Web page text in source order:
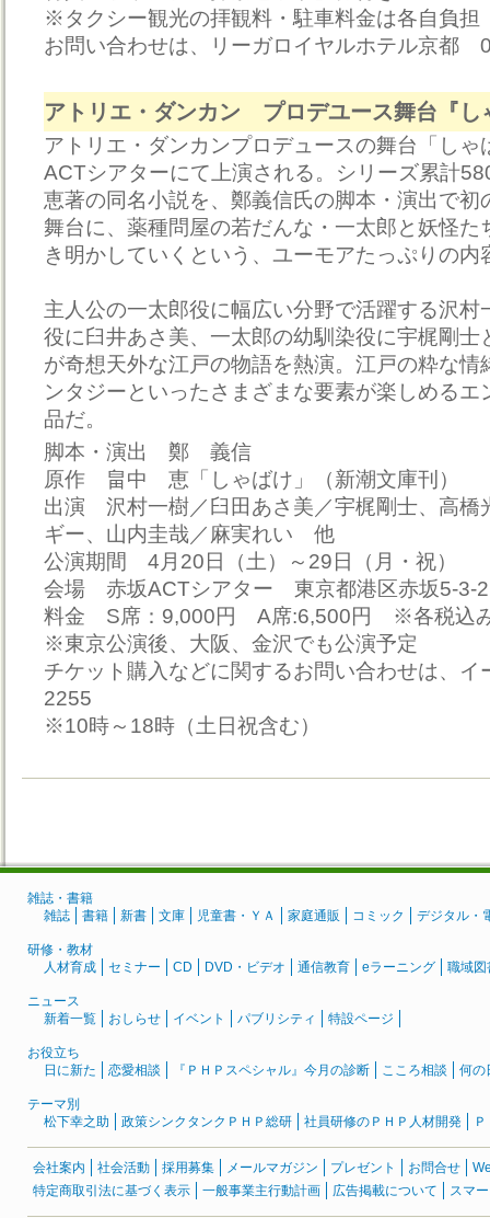
※タクシー観光の拝観料・駐車料金は各自負担
お問い合わせは、リーガロイヤルホテル京都
アトリエ・ダンカン プロデユース舞台『し
アトリエ・ダンカンプロデュースの舞台「しゃ
ACTシアターにて上演される。シリーズ累計
恵著の同名小説を、鄭義信氏の脚本・演出で初
舞台に、薬種問屋の若だんな・一太郎と妖怪た
き明かしていくという、ユーモアたっぷりの内
主人公の一太郎役に幅広い分野で活躍する沢村
役に臼井あさ美、一太郎の幼馴染役に宇梶剛士
が奇想天外な江戸の物語を熱演。江戸の粋な情
ンタジーといったさまざまな要素が楽しめるエ
品だ。
脚本・演出 鄭 義信
原作 畠中 恵「しゃばけ」（新潮文庫刊）
出演 沢村一樹／臼田あさ美／宇梶剛士、高橋
ギー、山内圭哉／麻実れい 他
公演期間 4月20日（土）～29日（月・祝）
会場 赤坂ACTシアター 東京都港区赤坂5-3-
料金 S席：9,000円 A席:6,500円 ※各税込
※東京公演後、大阪、金沢でも公演予定
チケット購入などに関するお問い合わせは、
2255
※10時～18時（土日祝含む）
雑誌・書籍
雑誌
書籍 新書 文庫 児童書・ＹＡ 家庭通販 コミック デジタル・
研修・教材
人材育成
セミナー CD DVD・ビデオ 通信教育 eラーニング 職域図
ニュース
新着一覧
おしらせ イベント パブリシティ 特設ページ
お役立ち
日に新た
恋愛相談 『ＰＨＰスペシャル』今月の診断 こころ相談 何の
テーマ別
松下幸之助
政策シンクタンクＰＨＰ総研 社員研修のＰＨＰ人材開発
会社案内 社会活動 採用募集 メールマガジン プレゼント お問合せ
特定商取引法に基づく表示
一般事業主行動計画 広告掲載について スマ